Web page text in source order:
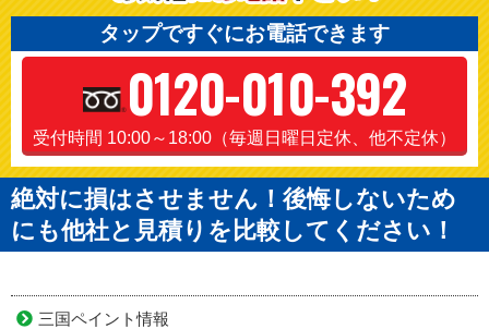
タップですぐにお電話できます
0120-010-392
受付時間 10:00～18:00（毎週日曜日定休、他不定休）
絶対に損はさせません！後悔しないため
にも他社と見積りを比較してください！
三国ペイント情報